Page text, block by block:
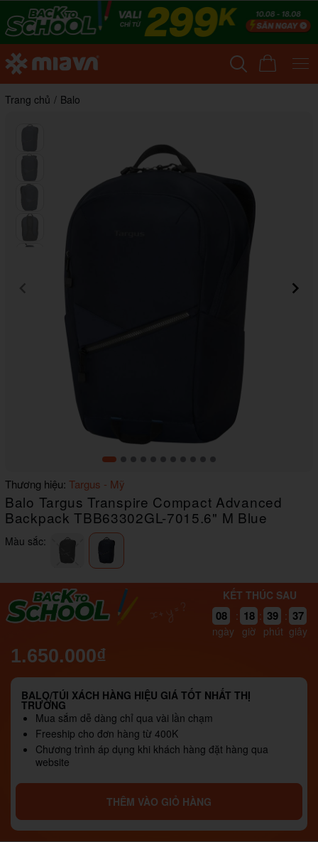
Trang chủ / Balo
Item
1
of
11
Thương hiệu: Targus - Mỹ
Balo Targus Transpire Compact Advanced
Backpack TBB63302GL-7015.6" M Blue
Màu sắc:
KẾT THÚC SAU
08
ngày
: 18
giờ
: 39
phút
:
37
36
giây
1.650.000₫
BALO/TÚI XÁCH HÀNG HIỆU GIÁ TỐT NHẤT THỊ
TRƯỜNG
Mua sắm dễ dàng chỉ qua vài lần chạm
Freeship cho đơn hàng từ 400K
Chương trình áp dụng khi khách hàng đặt hàng qua
website
THÊM VÀO GIỎ HÀNG